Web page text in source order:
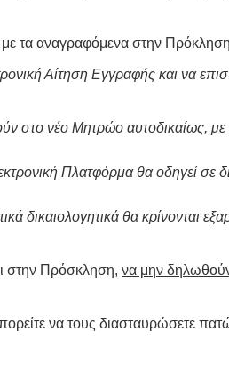
με τα αναγραφόμενα στην
Αίτηση Εγγραφής και να
στο νέο Μητρώο αυτοδικαίως, με
Πλατφόρμα θα οδηγεί σε
δικαιολογητικά θα κρίνονται
στην Πρόσκληση, να μην
να τους διασταυρώσετε